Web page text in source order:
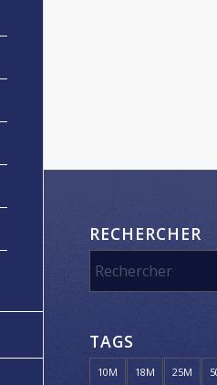
RECHERCHER
TAGS
10M 18M 25M